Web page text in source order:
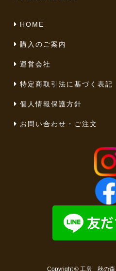
HOME
購入のご案内
運営会社
特定商取引法に基づく表記
個人情報保護方針
お問い合わせ・ご注文
Copyright © 工房 秋の森